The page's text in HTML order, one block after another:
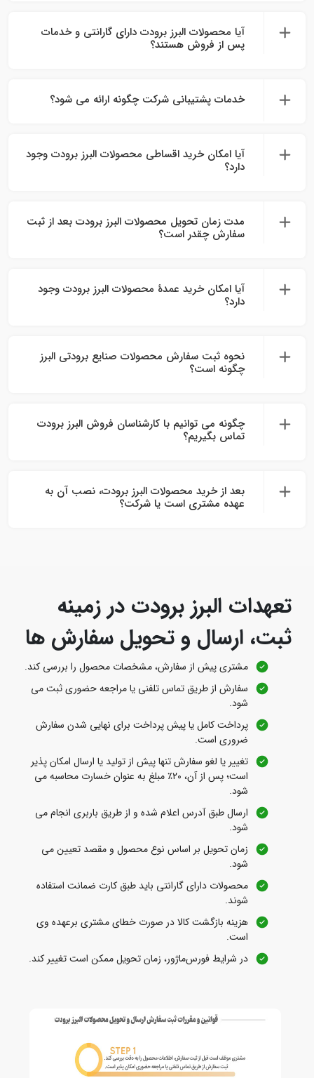
آیا محصولات البرز برودت دارای گارانتی و خدمات
پس از فروش هستند؟
خدمات پشتیبانی شرکت چگونه ارائه می‌ شود؟
آیا امکان خرید اقساطی محصولات البرز برودت وجود
دارد؟
مدت زمان تحویل محصولات البرز برودت بعد از ثبت
سفارش چقدر است؟
آیا امکان خرید عمدهٔ محصولات البرز برودت وجود
دارد؟
نحوه ثبت سفارش محصولات صنایع برودتی البرز
چگونه است؟
چگونه می‌ توانیم با کارشناسان فروش البرز برودت
تماس بگیریم؟
بعد از خرید محصولات البرز برودت، نصب آن به
عهده مشتری است یا شرکت؟
تعهدات البرز برودت در زمینه
ثبت، ارسال و تحویل سفارش‌ ها
مشتری پیش از سفارش، مشخصات محصول را بررسی کند.
سفارش از طریق تماس تلفنی یا مراجعه حضوری ثبت می‌
شود.
پرداخت کامل یا پیش‌ پرداخت برای نهایی شدن سفارش
ضروری است.
تغییر یا لغو سفارش تنها پیش از تولید یا ارسال امکان‌ پذیر
است؛ پس از آن، ۲۰٪ مبلغ به‌ عنوان خسارت محاسبه می‌
شود.
ارسال طبق آدرس اعلام شده و از طریق باربری انجام می‌
شود.
زمان تحویل بر اساس نوع محصول و مقصد تعیین می‌
شود.
محصولات دارای گارانتی باید طبق کارت ضمانت استفاده
شوند.
هزینه بازگشت کالا در صورت خطای مشتری برعهده وی
است.
در شرایط فورس‌ماژور، زمان تحویل ممکن است تغییر کند.